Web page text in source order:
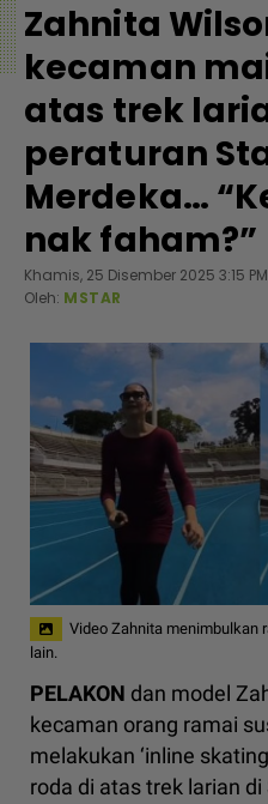
Zahnita
kecaman
atas trek
peraturan
Merdeka…
nak faham?”
Khamis, 25 Disember 2025 3:15 PM
Oleh: MSTAR
Video Zahnita menimbulkan
lain.
PELAKON dan model
kecaman orang ramai
melakukan ‘inline
roda di atas trek larian